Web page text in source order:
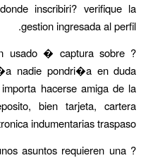
inscribiri? verifique la
gestion ingresada al perfil.
usado � captura sobre
nadie pondri�a en duda
hacerse amiga de la
bien tarjeta, cartera
indumentarias traspaso.
asuntos requieren una